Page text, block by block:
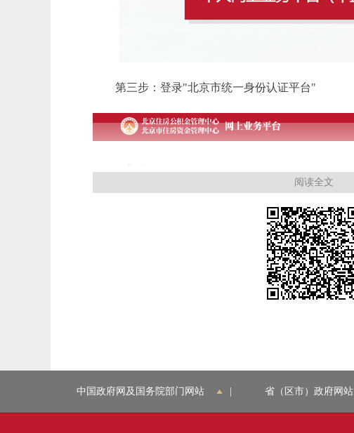
第三步：登录"北京市统一身份认证平台"
阅读全文
中国政府网及国务院部门网站 省（区市）政府网站